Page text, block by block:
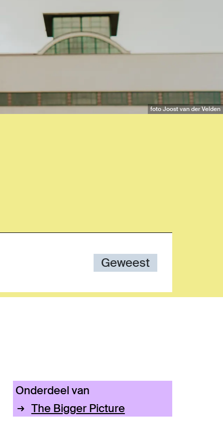
foto Joost van der Velden
Geweest
Onderdeel van
The Bigger Picture